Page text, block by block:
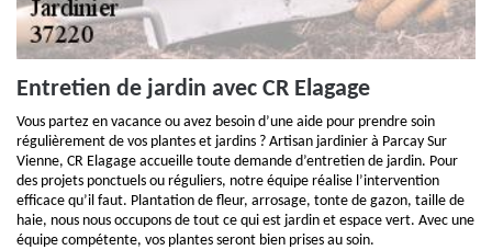
Entretien de jardin avec CR Elagage
Vous partez en vacance ou avez besoin d’une aide pour prendre soin
régulièrement de vos plantes et jardins ? Artisan jardinier à Parcay Sur
Vienne, CR Elagage accueille toute demande d’entretien de jardin. Pour
des projets ponctuels ou réguliers, notre équipe réalise l’intervention
efficace qu’il faut. Plantation de fleur, arrosage, tonte de gazon, taille de
haie, nous nous occupons de tout ce qui est jardin et espace vert. Avec une
équipe compétente, vos plantes seront bien prises au soin.